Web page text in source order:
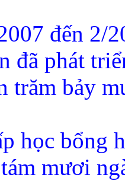
đến 2/
đã phát
trăm bảy
học bổng
mươi